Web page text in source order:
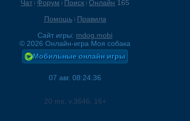
Чат
Форум Поиск Онлайн 165
Помощь
Правила
Сайт игры: mdog.mobi
© 2026 Онлайн-игра Моя собака
Мобильные онлайн игры
07 авг. 08:24:36
20 ms, v.3646, 16+